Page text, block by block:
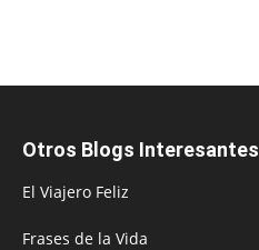
Otros Blogs Interesantes
El Viajero Feliz
Frases de la Vida